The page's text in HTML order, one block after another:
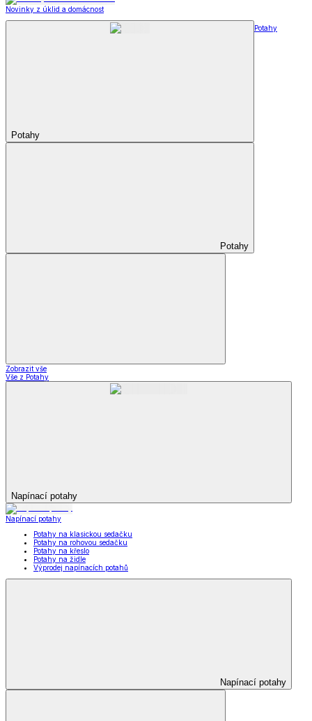
Novinky z úklid a domácnost
Potahy
Potahy
Potahy
Zobrazit vše
Vše z Potahy
Napínací potahy
Napínací potahy
Potahy na klasickou sedačku
Potahy na rohovou sedačku
Potahy na křeslo
Potahy na židle
Výprodej napínacích potahů
Napínací potahy